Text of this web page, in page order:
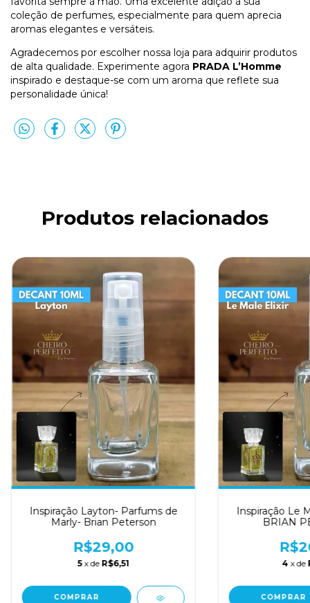
coleção de perfumes, especialmente para quem aprecia
aromas elegantes e versáteis.
Agradecemos por escolher nossa loja para adquirir produtos
de alta qualidade. Experimente agora PRADA L’Homme
inspirado e destaque-se com um aroma que reflete sua
personalidade única!
Produtos relacionados
Inspiração Layton- Parfums de
Marly- Brian Peterson
R$29,00
5 x de R$6,51
COMPRAR
Inspiração Le
BRIAN
4 x de
COMPRAR